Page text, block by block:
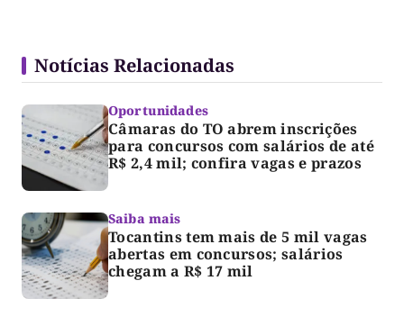
Notícias Relacionadas
Oportunidades
Câmaras do TO abrem inscrições
para concursos com salários de até
R$ 2,4 mil; confira vagas e prazos
Saiba mais
Tocantins tem mais de 5 mil vagas
abertas em concursos; salários
chegam a R$ 17 mil